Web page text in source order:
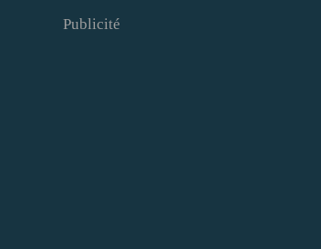
Publicité